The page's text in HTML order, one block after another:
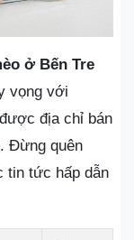
ở Bến Tre
vọng với
địa chỉ bán
Đừng quên
tin tức hấp dẫn